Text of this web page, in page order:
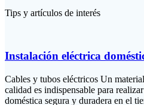
Tips y artículos de interés
Instalación eléctrica
Cables y tubos eléctricos Un
calidad es indispensable para
doméstica segura y duradera en el